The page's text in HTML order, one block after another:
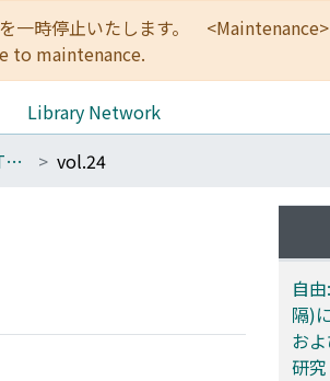
一時停止いたします。
to maintenance.
Library Network
ANNUAL REPORTS OF THE PRIMATE RESEARCH INSTITUTE KYOTO UNIVERSITY vol.24
自
隔)
お
研